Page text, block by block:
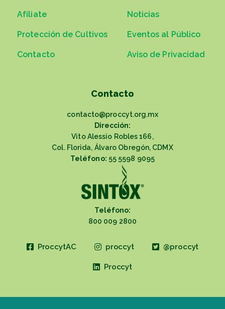
Afíliate
Protección de Cultivos
Contacto
Noticias
Eventos al Público
Aviso de Privacidad
Contacto
contacto@proccyt.org.mx
Dirección:
Vito Alessio Robles 166,
Col. Florida, Álvaro Obregón, CDMX
Teléfono: 55 5598 9095
Teléfono:
800 009 2800
ProccytAC proccyt @proccyt
Proccyt